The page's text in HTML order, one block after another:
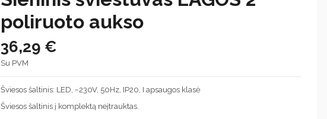
poliruoto aukso
36,29 €
Su PVM
Šviesos šaltinis: LED, ~230V, 50Hz, IP20, I apsaugos klasė
Šviesos šaltinis į komplektą neįtrauktas.